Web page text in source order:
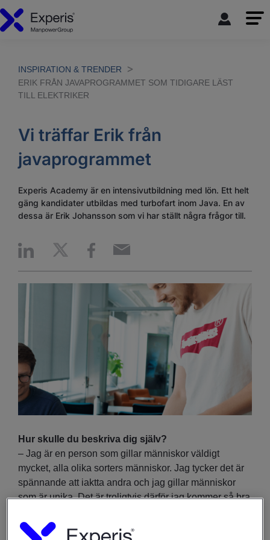
INSPIRATION & TRENDER
ERIK FRÅN JAVAPROGRAMMET SOM TIDIGARE LÄST
TILL ELEKTRIKER
Vi träffar Erik från
javaprogrammet
Experis Academy är en intensivutbildning med lön. Ett helt
gäng kandidater utbildas med turbofart inom Java. En av
dessa är Erik Johansson som vi har ställt några frågor till.
Hur skulle du beskriva dig själv?
– Jag är en person som gillar människor väldigt
mycket, alla olika sorters människor. Jag tycker det är
spännande att iaktta andra och jag gillar människor
som är unika. Det är troligtvis därför jag kommer så bra
knepiga men som delar mina värderingar, och jag